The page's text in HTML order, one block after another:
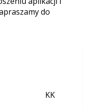
do
KK